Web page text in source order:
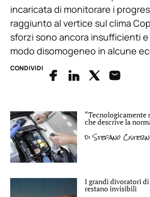
incaricata di monitorare i
raggiunto al vertice sul clima
sforzi sono ancora insufficienti
modo disomogeneo in alcune
CONDIVIDI
che descrive la
diStefano
I grandi divoratori
restano invisibili